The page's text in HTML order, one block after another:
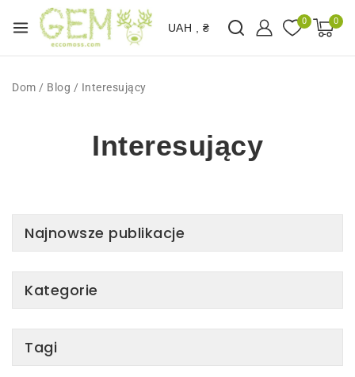
UAH , ₴
0 0
Dom / Blog / Interesujący
Interesujący
Najnowsze publikacje
Kategorie
Tagi